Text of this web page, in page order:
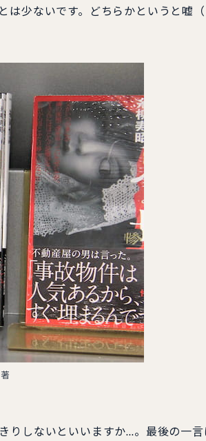
は少ないです。どちらかというと嘘
しないといいますか…。最後の一